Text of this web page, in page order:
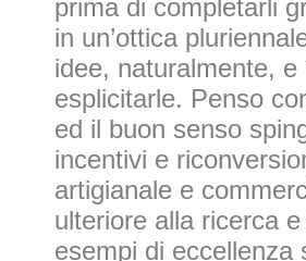
prima di completarli
in un’ottica
idee, naturalmente,
esplicitarle. Penso
ed il buon senso
incentivi e
artigianale e
ulteriore alla ricerca
esempi di eccellenza